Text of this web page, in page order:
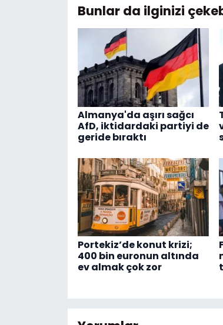
Bunlar da ilginizi
Almanya'da aşırı sağcı
AfD, iktidardaki partiyi de
geride bıraktı
Portekiz’de konut krizi;
400 bin euronun altında
ev almak çok zor